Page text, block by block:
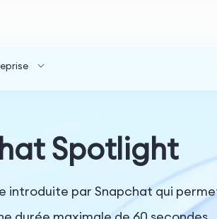
Spotlight
par Snapchat qui